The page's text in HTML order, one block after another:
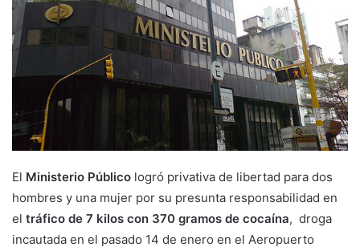
El Ministerio Público logró privativa de libertad para dos
hombres y una mujer por su presunta responsabilidad en
el tráfico de 7 kilos con 370 gramos de cocaína, droga
incautada en el pasado 14 de enero en el Aeropuerto